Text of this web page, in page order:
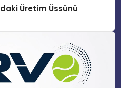
Üretim Üssünü